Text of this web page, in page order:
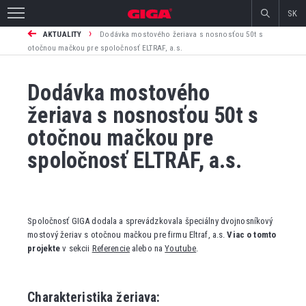
SK
AKTUALITY ›
Dodávka mostového žeriava s nosnosťou 50t s
otočnou mačkou pre spoločnosť ELTRAF, a.s.
Dodávka mostového
žeriava s nosnosťou 50t s
otočnou mačkou pre
spoločnosť ELTRAF, a.s.
Spoločnosť GIGA dodala a sprevádzkovala špeciálny dvojnosníkový
mostový žeriav s otočnou mačkou pre firmu Eltraf, a.s.Viac o tomto
projektev sekcii Referenciealebo naYoutube
Charakteristika žeriava: